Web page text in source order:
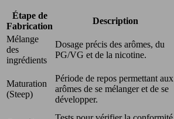
Étape de
Fabrication
Description
Mélange
des
ingrédients
Dosage précis des arômes, du
PG/VG et de la nicotine.
Maturation
(Steep)
Période de repos permettant aux
arômes de se mélanger et de se
développer.